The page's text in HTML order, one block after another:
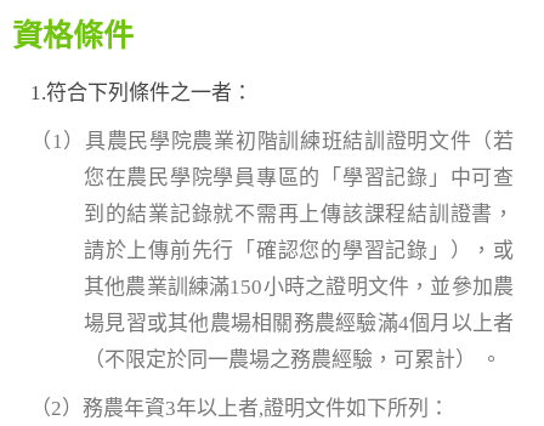
資格條件
1.符合下列條件之一者：
（1）具農民學院農業初階訓練班結訓證明文件（若
您在農民學院學員專區的「學習記錄」中可查
到的結業記錄就不需再上傳該課程結訓證書，
請於上傳前先行「確認您的學習記錄」），或
其他農業訓練滿150小時之證明文件，並參加農
場見習或其他農場相關務農經驗滿4個月以上者
（不限定於同一農場之務農經驗，可累計） 。
（2）務農年資3年以上者,證明文件如下所列：